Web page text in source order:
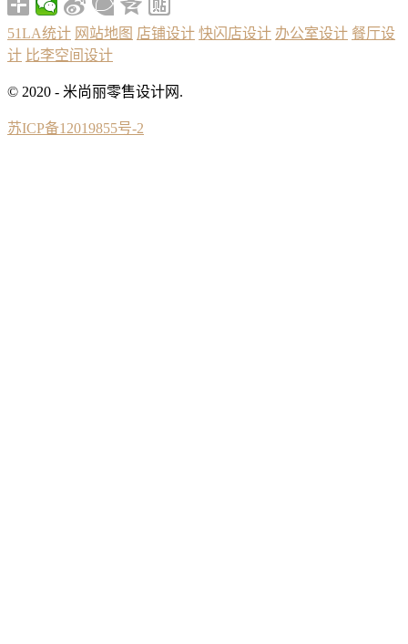
51LA统计 网站地图 店铺设计 快闪店设计 办公室设计 餐厅设
计 比李空间设计
© 2020 - 米尚丽零售设计网.
苏ICP备12019855号-2